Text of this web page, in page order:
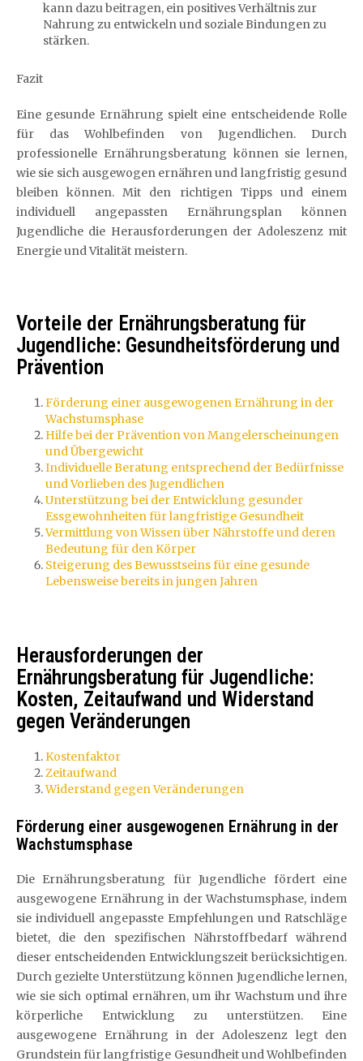
kann dazu beitragen, ein positives Verhältnis zur
Nahrung zu entwickeln und soziale Bindungen zu
stärken.
Fazit
Eine gesunde Ernährung spielt eine entscheidende Rolle
für das Wohlbefinden von Jugendlichen. Durch
professionelle Ernährungsberatung können sie lernen,
wie sie sich ausgewogen ernähren und langfristig gesund
bleiben können. Mit den richtigen Tipps und einem
individuell angepassten Ernährungsplan können
Jugendliche die Herausforderungen der Adoleszenz mit
Energie und Vitalität meistern.
Vorteile der Ernährungsberatung für
Jugendliche: Gesundheitsförderung und
Prävention
Förderung einer ausgewogenen Ernährung in der
Wachstumsphase
Hilfe bei der Prävention von Mangelerscheinungen
und Übergewicht
Individuelle Beratung entsprechend der Bedürfnisse
und Vorlieben des Jugendlichen
Unterstützung bei der Entwicklung gesunder
Essgewohnheiten für langfristige Gesundheit
Vermittlung von Wissen über Nährstoffe und deren
Bedeutung für den Körper
Steigerung des Bewusstseins für eine gesunde
Lebensweise bereits in jungen Jahren
Herausforderungen der
Ernährungsberatung für Jugendliche:
Kosten, Zeitaufwand und Widerstand
gegen Veränderungen
Kostenfaktor
Zeitaufwand
Widerstand gegen Veränderungen
Förderung einer ausgewogenen Ernährung in der
Wachstumsphase
Die Ernährungsberatung für Jugendliche fördert eine
ausgewogene Ernährung in der Wachstumsphase, indem
sie individuell angepasste Empfehlungen und Ratschläge
bietet, die den spezifischen Nährstoffbedarf während
dieser entscheidenden Entwicklungszeit berücksichtigen.
Durch gezielte Unterstützung können Jugendliche lernen,
wie sie sich optimal ernähren, um ihr Wachstum und ihre
körperliche Entwicklung zu unterstützen. Eine
ausgewogene Ernährung in der Adoleszenz legt den
Grundstein für langfristige Gesundheit und Wohlbefinden